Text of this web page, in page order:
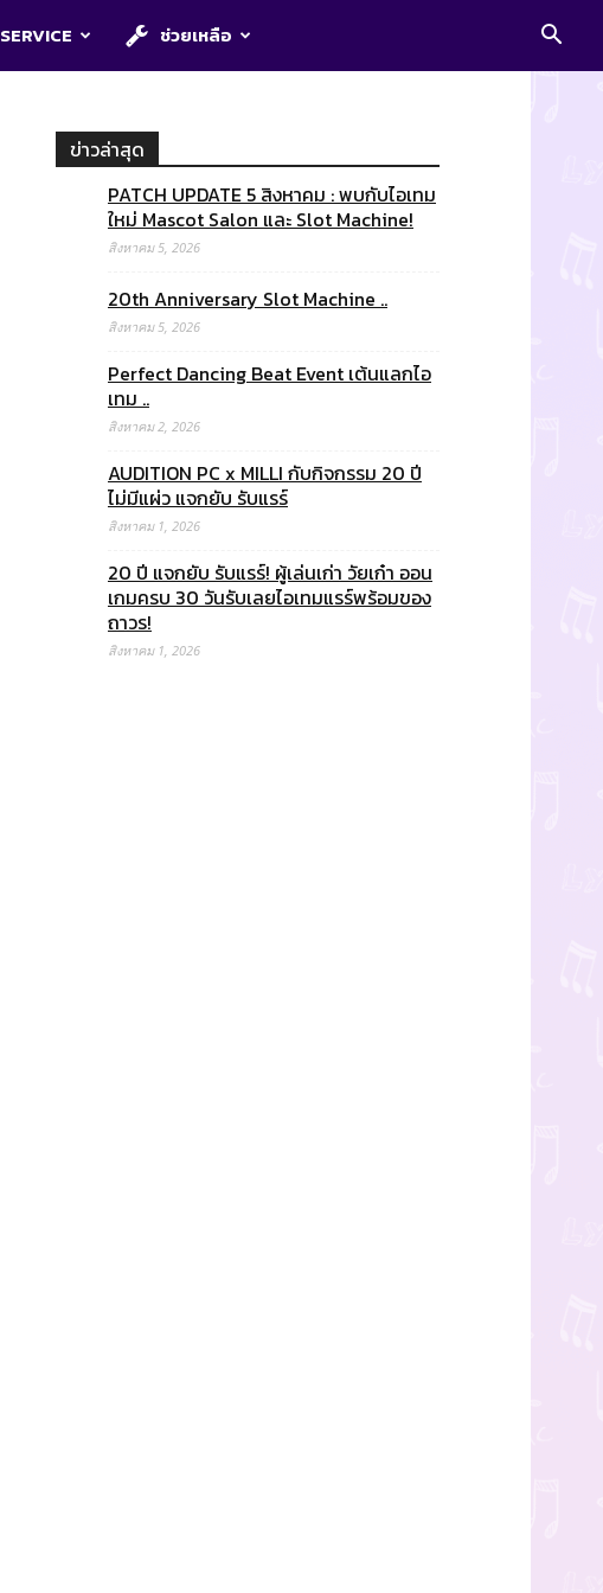
SERVICE ช่วยเหลือ
ข่าวล่าสุด
PATCH UPDATE 5 สิงหาคม : พบกับไอเทม
ใหม่ Mascot Salon และ Slot Machine!
สิงหาคม 5, 2026
20th Anniversary Slot Machine ..
สิงหาคม 5, 2026
Perfect Dancing Beat Event เต้นแลกไอ
เทม ..
สิงหาคม 2, 2026
AUDITION PC x MILLI กับกิจกรรม 20 ปี
ไม่มีแผ่ว แจกยับ รับแรร์
สิงหาคม 1, 2026
20 ปี แจกยับ รับแรร์! ผู้เล่นเก่า วัยเก๋า ออน
เกมครบ 30 วันรับเลยไอเทมแรร์พร้อมของ
ถาวร!
สิงหาคม 1, 2026